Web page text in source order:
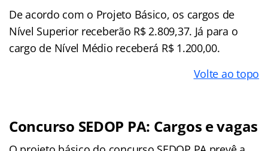
De acordo com o Projeto Básico, os cargos de
Nível Superior receberão R$ 2.809,37. Já para o
cargo de Nível Médio receberá R$ 1.200,00.
Volte ao topo
Concurso SEDOP PA: Cargos e vagas